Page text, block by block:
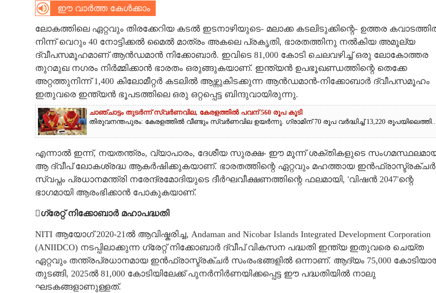
CARTOONS
LITERATURE
CONTACT US
ഈ വാർത്ത കേൾക്കാം
ലോകത്തിലെ ഏറ്റവും തിരക്കേറിയ കടൽ ഇടനാഴിയുടെ- മലാക്ക കടലിടുക്കിന്റെ- ഉത്തര
നിന്ന് വെറും 40 നോട്ടിക്കൽ മൈൽ മാത്രം അകലെ പ്രകൃതി, ഭാരതത്തിനു നൽകിയ അമൂല്യ
ദ്വീപസമൂഹമാണ് ആൻഡമാൻ നിക്കോബാർ. ഇവിടെ 81,000 കോടി ചെലവഴിച്ച് ഒരു ലോകോത്തര
തുറമുഖ നഗരം നിർമ്മിക്കാൻ ഭാരതം ഒരുങ്ങുകയാണ്. ഇന്ത്യൻ ഉപഭൂഖണ്ഡത്തിന്റെ തെക്കേ
അറ്റത്തുനിന്ന് 1,400 കിലോമീറ്റർ കടലിൽ ആഴ്ന്നുകിടക്കുന്ന ആൻഡമാൻ-നിക്കോബാർ ദ്വീപസമൂഹം
ഇതുവരെ ഇന്ത്യൻ ഭൂപടത്തിലെ ഒരു ഒറ്റപ്പെട്ട ബിന്ദുവായിരുന്നു.
ചാഞ്ചാട്ടം തുടർന്ന് സ്വർണവില, കേരളത്തിൽ പവന് 560 രൂപ കൂടി
തിരുവനന്തപുരം: കേരളത്തിൽ വീണ്ടും സ്വർണവില ഉയർന്നു. ഗ്രാമിന് 70 രൂപ വർദ്ധിച്ച് 13,220
എന്നാൽ ഇന്ന്, നയതന്ത്രം, വ്യാപാരം, ദേശീയ സുരക്ഷ- ഈ മൂന്ന് ശക്തികളുടെ
ആ ദ്വീപ് ലോകശ്രദ്ധ ആകർഷിക്കുകയാണ്. ഭാരതത്തിന്റെ ഏറ്റവും മഹത്തായ ഇൻഫ്രാസ്ട്രക്ചർ
സ്വപ്നം പ്രധാനമന്ത്രി നരേന്ദ്രമോദിയുടെ ദീർഘവീക്ഷണത്തിന്റെ ഫലമായി, 'വിഷൻ 2047'ന്റെ
ഭാഗമായി ആരംഭിക്കാൻ പോകുകയാണ്.
ഗ്രേറ്റ് നിക്കോബാർ മഹാപദ്ധതി
NITI ആയോഗ് 2020-21ൽ ആവിഷ്കരിച്ച, Andaman and Nicobar Islands Integrated Development Corporation
(ANIIDCO) നടപ്പിലാക്കുന്ന ഗ്രേറ്റ് നിക്കോബാർ ദ്വീപ് വികസന പദ്ധതി ഇന്ത്യ ഇതുവരെ ചെയ്ത
ഏറ്റവും തന്ത്രപ്രധാനമായ ഇൻഫ്രാസ്ട്രക്ചർ സംരംഭങ്ങളിൽ ഒന്നാണ്. ആദ്യം 75,000
തുടങ്ങി, 2025ൽ 81,000 കോടിയിലേക്ക് പുനർനിർണയിക്കപ്പെട്ട ഈ പദ്ധതിയിൽ നാലു
ഘടകങ്ങളാണുള്ളത്.